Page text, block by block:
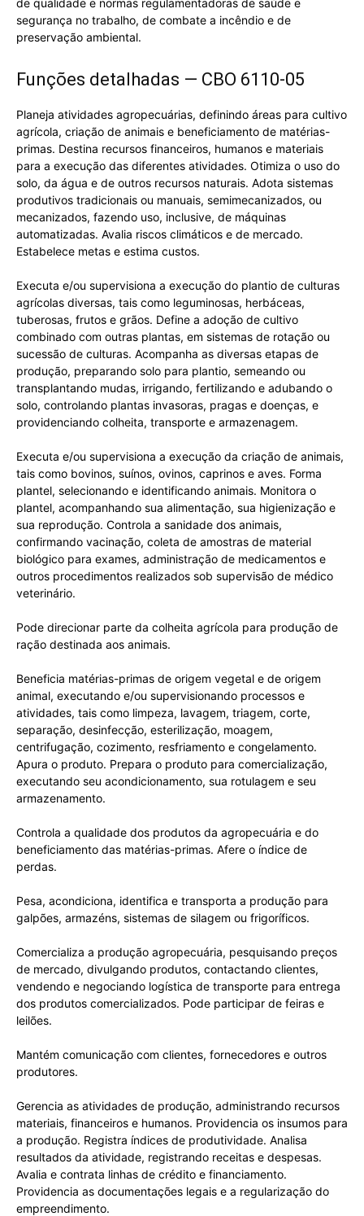
de qualidade e normas regulamentadoras de saúde e
segurança no trabalho, de combate a incêndio e de
preservação ambiental.
Funções detalhadas — CBO 6110-05
Planeja atividades agropecuárias, definindo áreas para cultivo
agrícola, criação de animais e beneficiamento de matérias-
primas. Destina recursos financeiros, humanos e materiais
para a execução das diferentes atividades. Otimiza o uso do
solo, da água e de outros recursos naturais. Adota sistemas
produtivos tradicionais ou manuais, semimecanizados, ou
mecanizados, fazendo uso, inclusive, de máquinas
automatizadas. Avalia riscos climáticos e de mercado.
Estabelece metas e estima custos.
Executa e/ou supervisiona a execução do plantio de culturas
agrícolas diversas, tais como leguminosas, herbáceas,
tuberosas, frutos e grãos. Define a adoção de cultivo
combinado com outras plantas, em sistemas de rotação ou
sucessão de culturas. Acompanha as diversas etapas de
produção, preparando solo para plantio, semeando ou
transplantando mudas, irrigando, fertilizando e adubando o
solo, controlando plantas invasoras, pragas e doenças, e
providenciando colheita, transporte e armazenagem.
Executa e/ou supervisiona a execução da criação de animais,
tais como bovinos, suínos, ovinos, caprinos e aves. Forma
plantel, selecionando e identificando animais. Monitora o
plantel, acompanhando sua alimentação, sua higienização e
sua reprodução. Controla a sanidade dos animais,
confirmando vacinação, coleta de amostras de material
biológico para exames, administração de medicamentos e
outros procedimentos realizados sob supervisão de médico
veterinário.
Pode direcionar parte da colheita agrícola para produção de
ração destinada aos animais.
Beneficia matérias-primas de origem vegetal e de origem
animal, executando e/ou supervisionando processos e
atividades, tais como limpeza, lavagem, triagem, corte,
separação, desinfecção, esterilização, moagem,
centrifugação, cozimento, resfriamento e congelamento.
Apura o produto. Prepara o produto para comercialização,
executando seu acondicionamento, sua rotulagem e seu
armazenamento.
Controla a qualidade dos produtos da agropecuária e do
beneficiamento das matérias-primas. Afere o índice de
perdas.
Pesa, acondiciona, identifica e transporta a produção para
galpões, armazéns, sistemas de silagem ou frigoríficos.
Comercializa a produção agropecuária, pesquisando preços
de mercado, divulgando produtos, contactando clientes,
vendendo e negociando logística de transporte para entrega
dos produtos comercializados. Pode participar de feiras e
leilões.
Mantém comunicação com clientes, fornecedores e outros
produtores.
Gerencia as atividades de produção, administrando recursos
materiais, financeiros e humanos. Providencia os insumos para
a produção. Registra índices de produtividade. Analisa
resultados da atividade, registrando receitas e despesas.
Avalia e contrata linhas de crédito e financiamento.
Providencia as documentações legais e a regularização do
empreendimento.